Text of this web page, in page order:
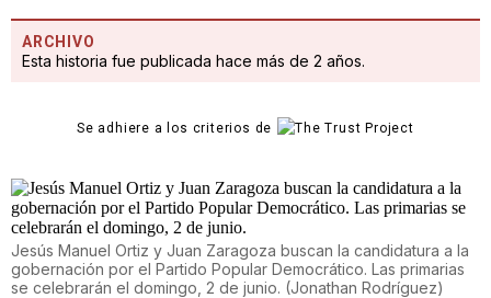
ARCHIVO
Esta historia fue publicada hace más de 2 años.
Se adhiere a los criterios de
Jesús Manuel Ortiz y Juan Zaragoza buscan la candidatura a la
gobernación por el Partido Popular Democrático. Las primarias
se celebrarán el domingo, 2 de junio. (Jonathan Rodríguez)